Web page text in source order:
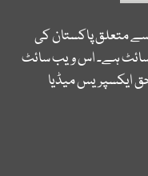
متعلق پاکستان کی
ہے۔ اس ویب سائٹ
ایکسپریس میڈیا